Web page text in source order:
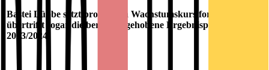
Bastei Lübbe setzt profitablen Wachstumskurs fort und
übertrifft sogar die bereits angehobene Ergebnisprognose
2023/2024